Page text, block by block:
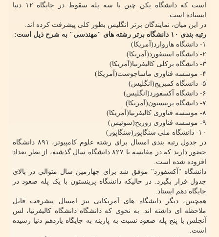
است که دانشگاه پکن چین با سه پله سقوط در جایگاه ۱۲ دنیا
ایستاده است.
در این میان، نمایندگان برتر انگلیس بطور کلی پیشرفت کرده اند.
رتبه بندی ۱۰ دانشگاه برتر رشته های "مهندسی" به شرح ذیل است:
۱- دانشگاه هاروارد(آمریکا)
۲- دانشگاه استنفورد(آمریکا)
۳- دانشگاه برکلی کالیفرنیا(آمریکا)
۴- موسسه فناوری ماساچوست(آمریکا)
۵- دانشگاه کمبریج(انگلیس)
۶- دانشگاه آکسفورد(انگلیس)
۷- دانشگاه پرینستون(آمریکا)
۸- موسسه فناوری کالیفرنیا(آمریکا)
۹- موسسه فناوری زوریخ(سوئیس)
۱۰- دانشگاه ملی سنگاپور(سنگاپور)
در جدول رتبه بندی امسال برای رشته علوم کامپیوتر، ۸۹۱ دانشگاه
حضور دارند که در مقایسه با ۸۲۷ دانشگاه سال گذشته، از نظر تعداد
افزوده شده است.
دانشگاه "آکسفورد" موفق شد برای چهارمین سال متوالی در بالای
جدول قرار بگیرد. در حالیکه دانشگاه پرینستون با یک پله صعود در
جایگاه دهم ایستاد.
همچنین، دیگر دانشگاه های آمریکایی نیز امسال پیشرفت قابل
ملاحظه ای داشته اند. به نحوی که دانشگاه دانشگاه کالیفرنیا، لس
آنجلس با پنج پله صعود نسبت به پارینه به جایگاه یازدهم دنیا رسیده
است.